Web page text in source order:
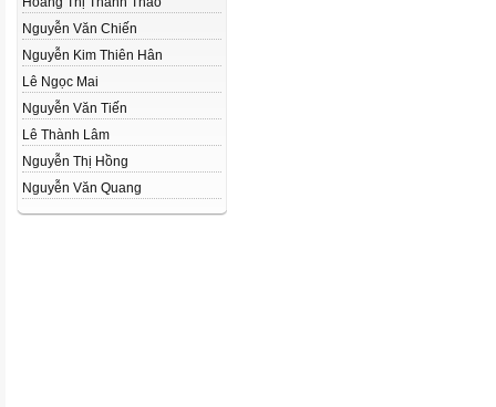
Nguyễn Văn Chiến
Nguyễn Kim Thiên Hân
Lê Ngọc Mai
Nguyễn Văn Tiến
Lê Thành Lâm
Nguyễn Thị Hồng
Nguyễn Văn Quang